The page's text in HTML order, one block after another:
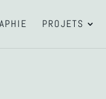
PROJETS